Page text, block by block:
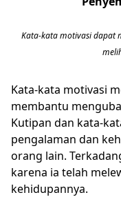
Kata-kata motivasi dapat
Kata-kata motivasi
membantu
Kutipan dan kata-
pengalaman dan
orang lain.
karena ia telah
kehidupannya.